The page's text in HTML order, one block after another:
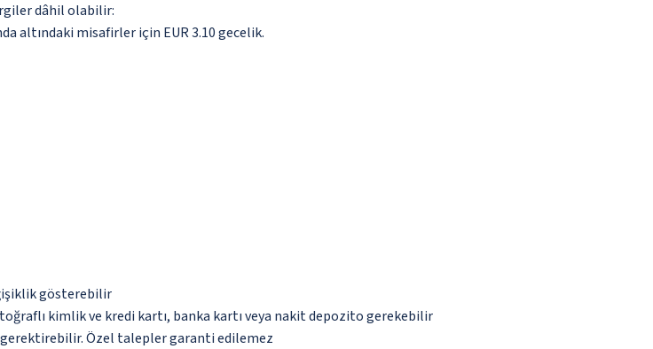
dâhil olabilir:
altındaki misafirler için EUR 3.10 gecelik.
gösterebilir
kimlik ve kredi kartı, banka kartı veya nakit depozito gerekebilir
gerektirebilir. Özel talepler garanti edilemez